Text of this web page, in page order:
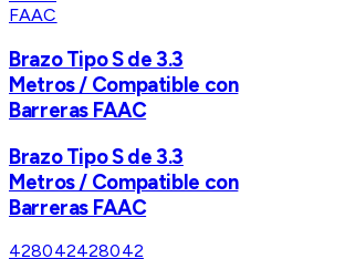
FAAC
Brazo Tipo S de 3.3
Metros / Compatible con
Barreras FAAC
Brazo Tipo S de 3.3
Metros / Compatible con
Barreras FAAC
428042428042